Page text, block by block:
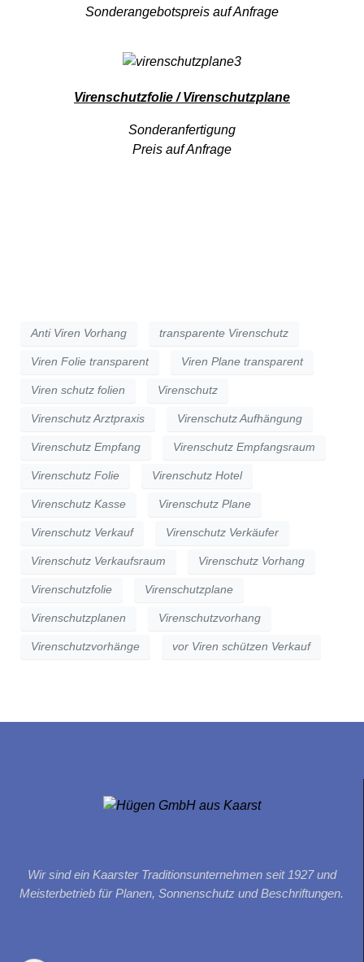
Sonderangebotspreis auf Anfrage
Virenschutzfolie / Virenschutzplane
Sonderanfertigung
Preis auf Anfrage
Anti Viren Vorhang transparente Virenschutz
Viren Folie transparent Viren Plane transparent
Viren schutz folien Virenschutz
Virenschutz Arztpraxis Virenschutz Aufhängung
Virenschutz Empfang Virenschutz Empfangsraum
Virenschutz Folie Virenschutz Hotel
Virenschutz Kasse Virenschutz Plane
Virenschutz Verkauf Virenschutz Verkäufer
Virenschutz Verkaufsraum Virenschutz Vorhang
Virenschutzfolie Virenschutzplane
Virenschutzplanen Virenschutzvorhang
Virenschutzvorhänge vor Viren schützen Verkauf
Wir sind ein Kaarster Traditionsunternehmen seit 1927 und
Meisterbetrieb für Planen, Sonnenschutz und Beschriftungen.